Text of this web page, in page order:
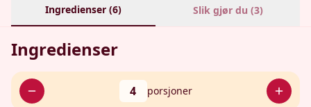
Ingredienser (6) Slik gjør du (3)
Ingredienser
4 porsjoner